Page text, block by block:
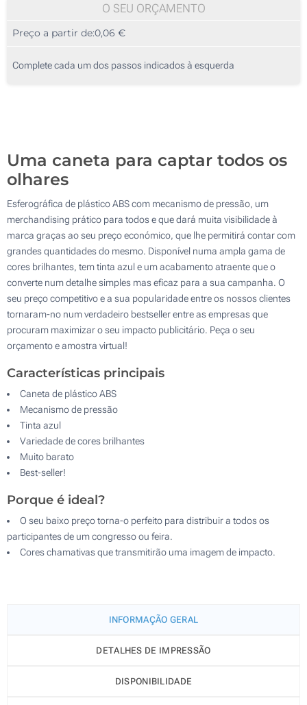
3110
7775
O SEU ORÇAMENTO
Preço a partir de:0,06 €
Complete cada um dos passos indicados à esquerda
Uma caneta para captar todos os
olhares
Esferográfica de plástico ABS com mecanismo de pressão, um
merchandising prático para todos e que dará muita visibilidade à
marca graças ao seu preço económico, que lhe permitirá contar com
grandes quantidades do mesmo. Disponível numa ampla gama de
cores brilhantes, tem tinta azul e um acabamento atraente que o
converte num detalhe simples mas eficaz para a sua campanha. O
seu preço competitivo e a sua popularidade entre os nossos clientes
tornaram-no num verdadeiro bestseller entre as empresas que
procuram maximizar o seu impacto publicitário. Peça o seu
orçamento e amostra virtual!
Características principais
Caneta de plástico ABS
Mecanismo de pressão
Tinta azul
Variedade de cores brilhantes
Muito barato
Best-seller!
Porque é ideal?
O seu baixo preço torna-o perfeito para distribuir a todos os
participantes de um congresso ou feira.
Cores chamativas que transmitirão uma imagem de impacto.
INFORMAÇÃO GERAL
DETALHES DE IMPRESSÃO
DISPONIBILIDADE